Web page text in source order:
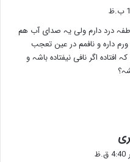
درد دارم ولی یہ صدای آب ھم
ورم دارہ و نافمم در عین تعجب
افتادہ اگر نافی نیفتادہ باشہ و
ف